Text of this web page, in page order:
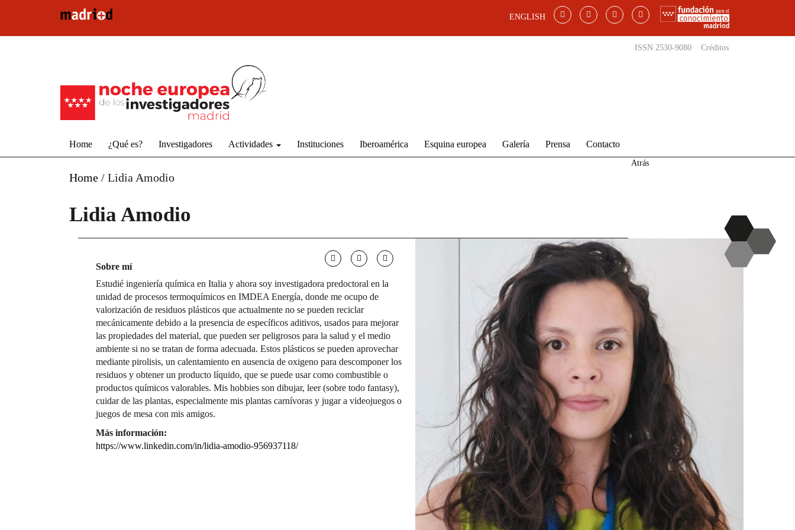
ENGLISH
ISSN 2530-9080 Créditos
Home ¿Qué es? Investigadores Actividades Instituciones Iberoamérica Esquina europea Galería Prensa Contacto
Home / Lidia Amodio
Atrás
Lidia Amodio
Sobre mí
Estudié ingeniería química en Italia y ahora soy investigadora predoctoral en la
unidad de procesos termoquímicos en IMDEA Energía, donde me ocupo de
valorización de residuos plásticos que actualmente no se pueden reciclar
mecánicamente debido a la presencia de específicos aditivos, usados para mejorar
las propiedades del material, que pueden ser peligrosos para la salud y el medio
ambiente si no se tratan de forma adecuada. Estos plásticos se pueden aprovechar
mediante pirolisis, un calentamiento en ausencia de oxigeno para descomponer los
residuos y obtener un producto líquido, que se puede usar como combustible o
productos químicos valorables. Mis hobbies son dibujar, leer (sobre todo fantasy),
cuidar de las plantas, especialmente mis plantas carnívoras y jugar a videojuegos o
juegos de mesa con mis amigos.
Más información:
https://www.linkedin.com/in/lidia-amodio-956937118/